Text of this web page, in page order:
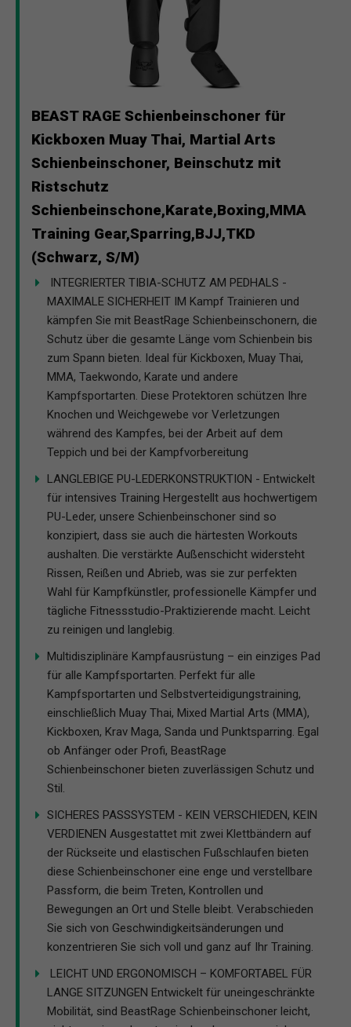
BEAST RAGE Schienbeinschoner für
Kickboxen Muay Thai, Martial Arts
Schienbeinschoner, Beinschutz mit
Ristschutz
Schienbeinschone,Karate,Boxing,MMA
Training Gear,Sparring,BJJ,TKD
(Schwarz, S/M)
️ INTEGRIERTER TIBIA-SCHUTZ AM PEDHALS -
MAXIMALE SICHERHEIT IM Kampf Trainieren und
kämpfen Sie mit BeastRage Schienbeinschonern, die
Schutz über die gesamte Länge vom Schienbein bis
zum Spann bieten. Ideal für Kickboxen, Muay Thai,
MMA, Taekwondo, Karate und andere
Kampfsportarten. Diese Protektoren schützen Ihre
Knochen und Weichgewebe vor Verletzungen
während des Kampfes, bei der Arbeit auf dem
Teppich und bei der Kampfvorbereitung
LANGLEBIGE PU-LEDERKONSTRUKTION - Entwickelt
für intensives Training Hergestellt aus hochwertigem
PU-Leder, unsere Schienbeinschoner sind so
konzipiert, dass sie auch die härtesten Workouts
aushalten. Die verstärkte Außenschicht widersteht
Rissen, Reißen und Abrieb, was sie zur perfekten
Wahl für Kampfkünstler, professionelle Kämpfer und
tägliche Fitnessstudio-Praktizierende macht. Leicht
zu reinigen und langlebig.
Multidisziplinäre Kampfausrüstung – ein einziges Pad
für alle Kampfsportarten. Perfekt für alle
Kampfsportarten und Selbstverteidigungstraining,
einschließlich Muay Thai, Mixed Martial Arts (MMA),
Kickboxen, Krav Maga, Sanda und Punktsparring. Egal
ob Anfänger oder Profi, BeastRage
Schienbeinschoner bieten zuverlässigen Schutz und
Stil.
SICHERES PASSSYSTEM - KEIN VERSCHIEDEN, KEIN
VERDIENEN Ausgestattet mit zwei Klettbändern auf
der Rückseite und elastischen Fußschlaufen bieten
diese Schienbeinschoner eine enge und verstellbare
Passform, die beim Treten, Kontrollen und
Bewegungen an Ort und Stelle bleibt. Verabschieden
Sie sich von Geschwindigkeitsänderungen und
konzentrieren Sie sich voll und ganz auf Ihr Training.
️ LEICHT UND ERGONOMISCH – KOMFORTABEL FÜR
LANGE SITZUNGEN Entwickelt für uneingeschränkte
Mobilität, sind BeastRage Schienbeinschoner leicht,